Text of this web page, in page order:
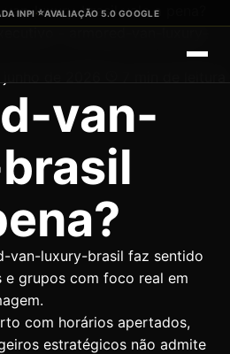
INPI·⭐AVALIAÇÃO 5.0 GOOGLE
luxury-brasil vale a pena?
van-
van-luxury-brasil faz sentido
e grupos com foco real em
com horários apertados,
estratégicos não admite